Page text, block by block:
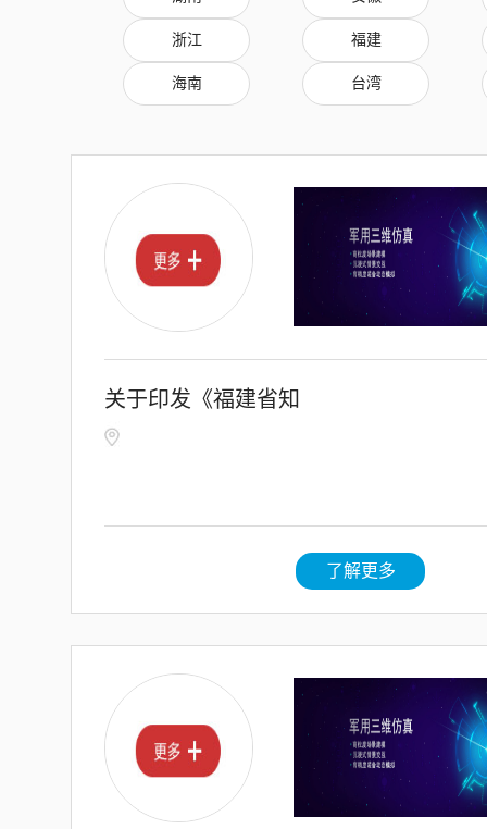
浙江 福建
海南 台湾
关于印发《福建省知
识产权优势企业管理
了解更多